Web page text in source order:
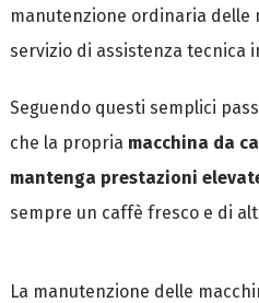
manutenzione ordinaria delle
servizio di assistenza tecnica
Seguendo questi semplici
che la propria macchina da
mantenga prestazioni
sempre un caffè fresco e di
La manutenzione delle